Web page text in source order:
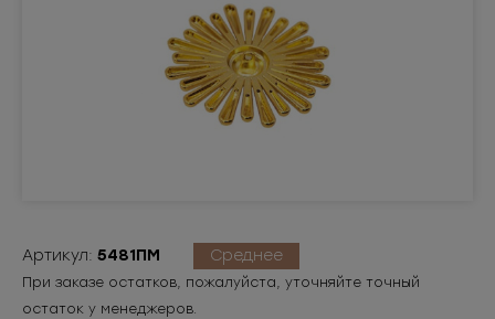
Артикул: 5481ПМ Среднее
При заказе остатков, пожалуйста, уточняйте точный
остаток у менеджеров.